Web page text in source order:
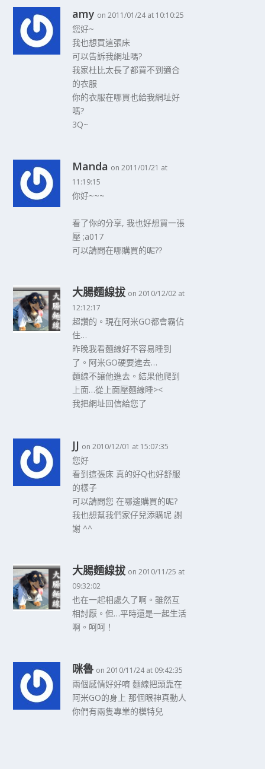
amy on 2011/01/24 at 10:10:25
您好~
我也想買這張床
可以告訴我網址嗎?
我家杜比太長了都買不到適合
的衣服
你的衣服在哪買也給我網址好
嗎?
3Q~
Manda on 2011/01/21 at
11:19:15
你好~~~
看了你的分享, 我也好想買一張
壓 ;a017
可以請問在哪購買的呢??
大腸麵線拔 on 2010/12/02 at
12:12:17
超讚的。現在阿米GO都會霸佔
住…
昨晚我看麵線好不容易睡到
了。阿米GO硬要進去…
麵線不讓他進去。結果他爬到
上面…從上面壓麵線睡><
我把網址回信給您了
JJ on 2010/12/01 at 15:07:35
您好
看到這張床 真的好Q也好舒服
的樣子
可以請問您 在哪邊購買的呢?
我也想幫我們家仔兒添購呢 謝
謝 ^^
大腸麵線拔 on 2010/11/25 at
09:32:02
也在一起相處久了啊。雖然互
相討厭。但…平時還是一起生活
啊。呵呵！
咪魯 on 2010/11/24 at 09:42:35
兩個感情好好唷 麵線把頭靠在
阿米GO的身上 那個眼神真動人
你們有兩隻專業的模特兒